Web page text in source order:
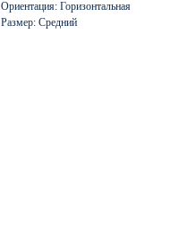
Ориентация: Горизонтальная
Размер: Средний